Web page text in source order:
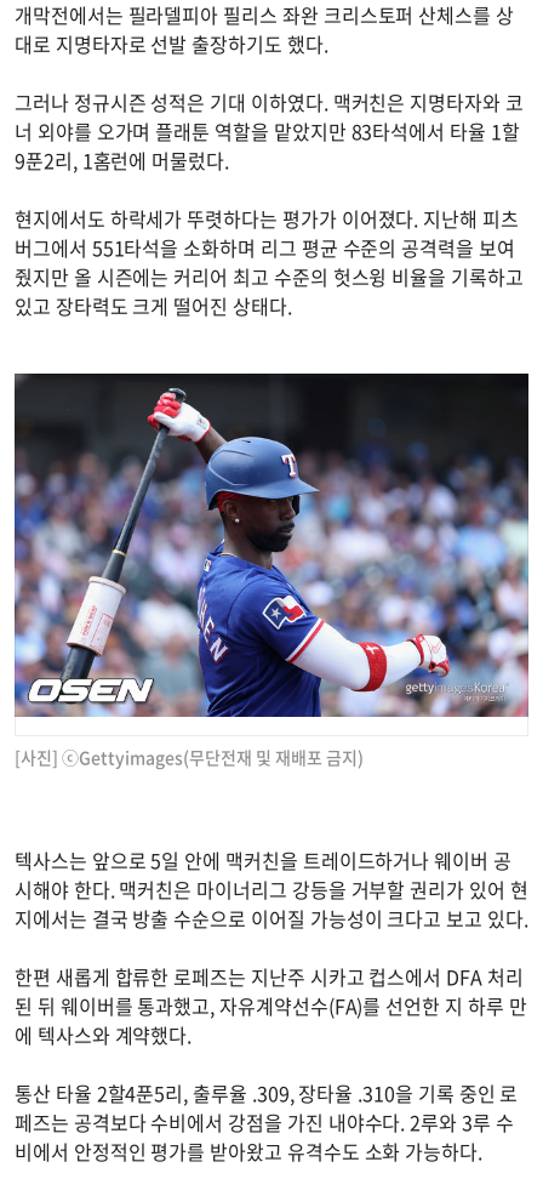
개막전에서는 필라델피아 필리스 좌완 크리스토퍼 산체스를 상
대로 지명타자로 선발 출장하기도 했다.
그러나 정규시즌 성적은 기대 이하였다. 맥커친은 지명타자와 코
너 외야를 오가며 플래툰 역할을 맡았지만 83타석에서 타율 1할
9푼2리, 1홈런에 머물렀다.
현지에서도 하락세가 뚜렷하다는 평가가 이어졌다. 지난해 피츠
버그에서 551타석을 소화하며 리그 평균 수준의 공격력을 보여
줬지만 올 시즌에는 커리어 최고 수준의 헛스윙 비율을 기록하고
있고 장타력도 크게 떨어진 상태다.
[사진] ⓒGettyimages(무단전재 및 재배포 금지)
텍사스는 앞으로 5일 안에 맥커친을 트레이드하거나 웨이버 공
시해야 한다. 맥커친은 마이너리그 강등을 거부할 권리가 있어 현
지에서는 결국 방출 수순으로 이어질 가능성이 크다고 보고 있다.
한편 새롭게 합류한 로페즈는 지난주 시카고 컵스에서 DFA 처리
된 뒤 웨이버를 통과했고, 자유계약선수(FA)를 선언한 지 하루 만
에 텍사스와 계약했다.
통산 타율 2할4푼5리, 출루율 .309, 장타율 .310을 기록 중인 로
페즈는 공격보다 수비에서 강점을 가진 내야수다. 2루와 3루 수
비에서 안정적인 평가를 받아왔고 유격수도 소화 가능하다.